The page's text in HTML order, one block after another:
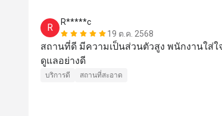
R
R*****c
19 ต.ค. 2568
สถานที่ดี มีความเป็นส่วนตัวสูง พนักงานใส่ใ
ดูแลอย่างดี
บริการดี สถานที่สะอาด